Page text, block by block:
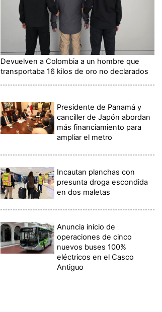
Devuelven a Colombia a un hombre que
transportaba 16 kilos de oro no declarados
Presidente de Panamá y
canciller de Japón abordan
más financiamiento para
ampliar el metro
Incautan planchas con
presunta droga escondida
en dos maletas
Anuncia inicio de
operaciones de cinco
nuevos buses 100%
eléctricos en el Casco
Antiguo